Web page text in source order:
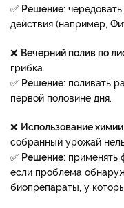
✅ Решение:
действия (например,
❌ Вечерний полив по
грибка.
✅​​​​​​​ Решение: поливать
первой половине дня.
❌​​​​​​​ Использование
собранный урожай
✅​​​​​​​ Решение: применять
если проблема
биопрепараты, у